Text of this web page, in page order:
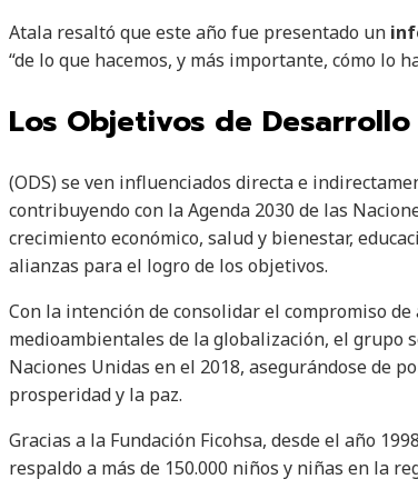
Atala resaltó que este año fue presentado un
“de lo que hacemos, y más importante, cómo lo
Los Objetivos de
(ODS) se ven influenciados directa e
contribuyendo con la Agenda 2030 de las
crecimiento económico, salud y bienestar,
alianzas para el logro de los objetivos.
Con la intención de consolidar el compromiso
medioambientales de la globalización, el grupo
Naciones Unidas en el 2018, asegurándose de
prosperidad y la paz.
Gracias a la Fundación Ficohsa, desde el año
respaldo a más de 150.000 niños y niñas en la